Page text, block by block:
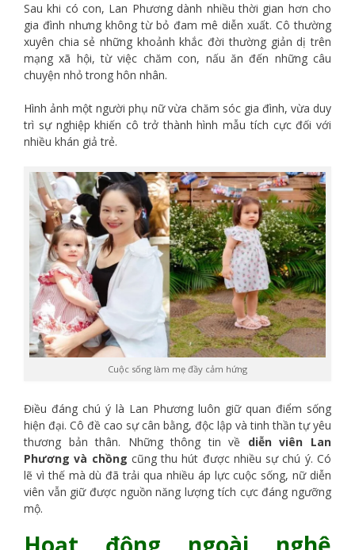
Sau khi có con, Lan Phương dành nhiều thời gian hơn cho
gia đình nhưng không từ bỏ đam mê diễn xuất. Cô thường
xuyên chia sẻ những khoảnh khắc đời thường giản dị trên
mạng xã hội, từ việc chăm con, nấu ăn đến những câu
chuyện nhỏ trong hôn nhân.
Hình ảnh một người phụ nữ vừa chăm sóc gia đình, vừa duy
trì sự nghiệp khiến cô trở thành hình mẫu tích cực đối với
nhiều khán giả trẻ.
Cuộc sống làm mẹ đầy cảm hứng
Điều đáng chú ý là Lan Phương luôn giữ quan điểm sống
hiện đại. Cô đề cao sự cân bằng, độc lập và tinh thần tự yêu
thương bản thân. Những thông tin về diễn viên Lan
Phương và chồng cũng thu hút được nhiều sự chú ý. Có
lẽ vì thế mà dù đã trải qua nhiều áp lực cuộc sống, nữ diễn
viên vẫn giữ được nguồn năng lượng tích cực đáng ngưỡng
mộ.